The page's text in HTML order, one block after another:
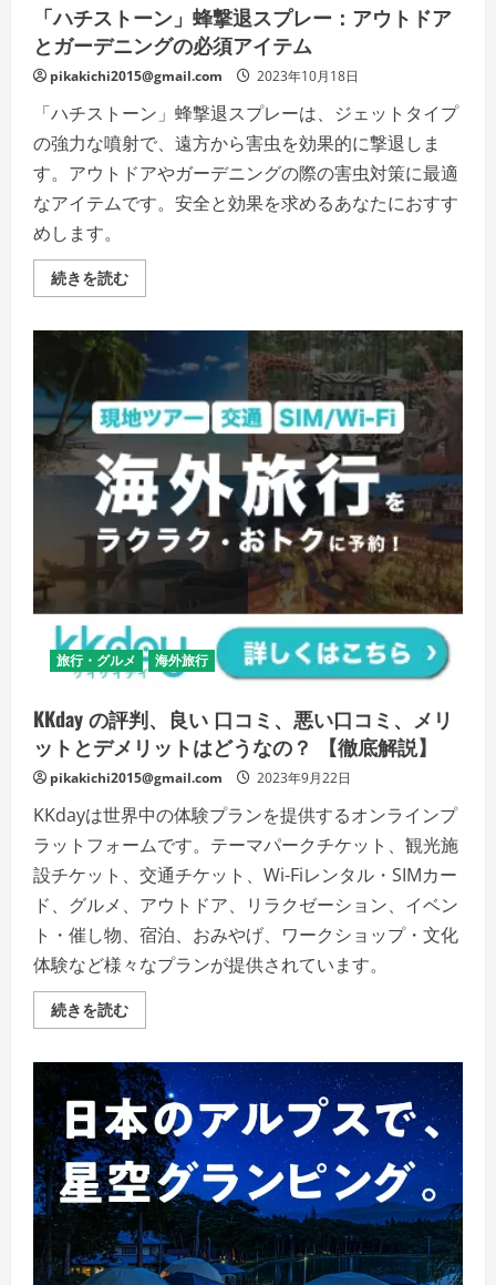
詳
を
ご
覧
だ
さ
い
「ハチストーン」蜂撃退スプレー：アウトドア
とガーデニングの必須アイテム
pikakichi2015@gmail.com 2023年10月18日
「ハチストーン」蜂撃退スプレーは、ジェットタイプ
の強力な噴射で、遠方から害虫を効果的に撃退しま
す。アウトドアやガーデニングの際の害虫対策に最適
なアイテムです。安全と効果を求めるあなたにおすす
めします。
続きを読む「ハ
チ
ン」
蜂
撃
退
ス
プ
ー：
ア
ウ
ト
ド
ア
と
ガ
ニ
ン
グ
の
必
ア
イ
テ
ム
の
詳
細
を
覧
く
だ
さ
旅行・グルメ 海外旅行
KKday の評判、良い 口コミ、悪い口コミ、メリ
ットとデメリットはどうなの？ 【徹底解説】
pikakichi2015@gmail.com 2023年9月22日
KKdayは世界中の体験プランを提供するオンラインプ
ラットフォームです。テーマパークチケット、観光施
設チケット、交通チケット、Wi-Fiレンタル・SIMカー
ド、グルメ、アウトドア、リラクゼーション、イベン
ト・催し物、宿泊、おみやげ、ワークショップ・文化
体験など様々なプランが提供されています。
続きを読むKKday
の
良
い
口
コ
ミ、
悪
い
口
コ
ミ、
メ
リ
ッ
ト